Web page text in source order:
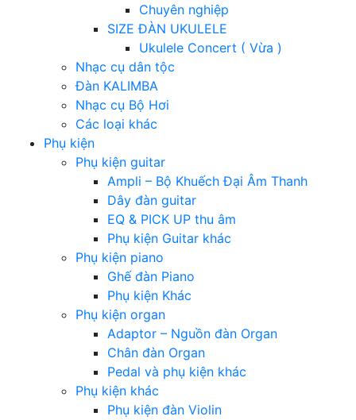
Chuyên nghiệp
SIZE ĐÀN UKULELE
Ukulele Concert ( Vừa )
Nhạc cụ dân tộc
Đàn KALIMBA
Nhạc cụ Bộ Hơi
Các loại khác
Phụ kiện
Phụ kiện guitar
Ampli – Bộ Khuếch Đại Âm Thanh
Dây đàn guitar
EQ & PICK UP thu âm
Phụ kiện Guitar khác
Phụ kiện piano
Ghế đàn Piano
Phụ kiện Khác
Phụ kiện organ
Adaptor – Nguồn đàn Organ
Chân đàn Organ
Pedal và phụ kiện khác
Phụ kiện khác
Phụ kiện đàn Violin